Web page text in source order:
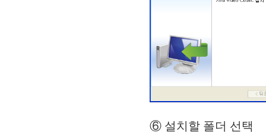
⑥ 설치할